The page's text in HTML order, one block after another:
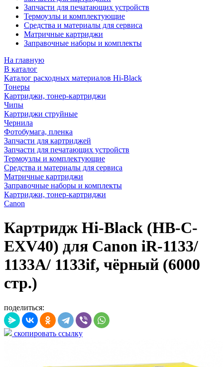
Запчасти для печатающих устройств
Термоузлы и комплектующие
Средства и материалы для сервиса
Матричные картриджи
Заправочные наборы и комплекты
На главную
В каталог
Каталог расходных материалов Hi-Black
Тонеры
Картриджи, тонер-картриджи
Чипы
Картриджи струйные
Чернила
Фотобумага, пленка
Запчасти для картриджей
Запчасти для печатающих устройств
Термоузлы и комплектующие
Средства и материалы для сервиса
Матричные картриджи
Заправочные наборы и комплекты
Картриджи, тонер-картриджи
Canon
Картридж Hi-Black (HB-C-
EXV40) для Canon iR-1133/
1133A/ 1133if, чёрный (6000
стр.)
поделиться:
скопировать ссылку